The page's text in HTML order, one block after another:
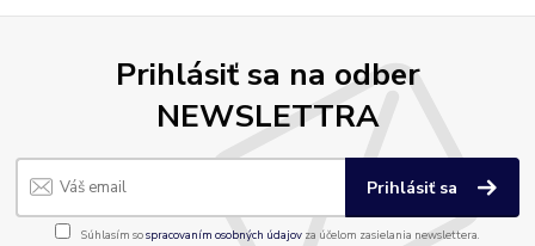
Prihlásiť sa na odber
NEWSLETTRA
Prihlásiť sa
Súhlasím sospracovaním osobných údajov za účelom zasielania newslettera.